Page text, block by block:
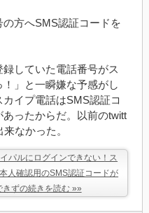
方へSMS認証コードを
していた電話番号がス
」と一瞬嫌な予感がし
イプ電話はSMS認証コ
ったからだ。以前のtwitt
なかった。
イパルにログインできない！ス
人確認用のSMS認証コードが
きずの続きを読む »»